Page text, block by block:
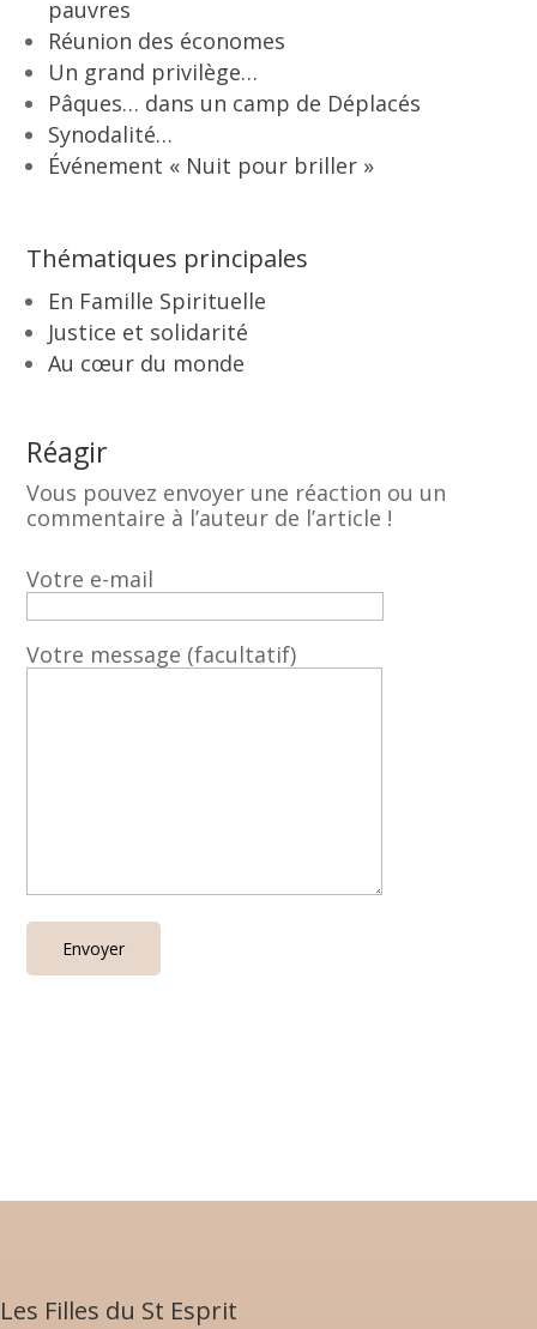
pauvres
Réunion des économes
Un grand privilège…
Pâques… dans un camp de Déplacés
Synodalité…
Événement « Nuit pour briller »
Thématiques principales
En Famille Spirituelle
Justice et solidarité
Au cœur du monde
Réagir
Vous pouvez envoyer une réaction ou un
commentaire à l’auteur de l’article !
Votre e-mail
Votre message (facultatif)
Les Filles du St Esprit